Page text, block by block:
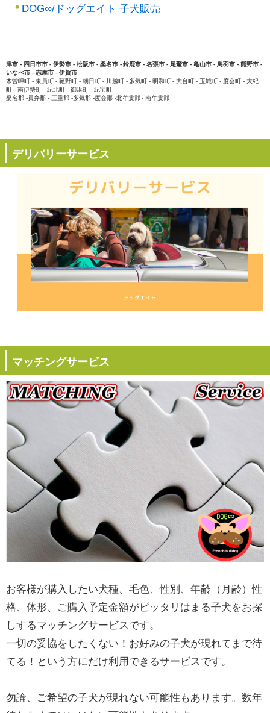
DOG∞/ドッグエイト 子犬販売
津市 - 四日市市 - 伊勢市 - 松阪市 - 桑名市 - 鈴鹿市 - 名張市 - 尾鷲市 - 亀山市 - 鳥羽市 - 熊野市 -
いなべ市 - 志摩市 - 伊賀市
木曽岬町 - 東員町 - 菰野町 - 朝日町 - 川越町 - 多気町 - 明和町 - 大台町 - 玉城町 - 度会町 - 大紀
町 - 南伊勢町 - 紀北町 - 御浜町 - 紀宝町
桑名郡 -員弁郡 - 三重郡 -多気郡 -度会郡 -北牟婁郡 - 南牟婁郡
デリバリーサービス
マッチングサービス
お客様が購入したい犬種、毛色、性別、年齢（月齢）性
格、体形、ご購入予定金額がピッタリはまる子犬をお探
しするマッチングサービスです。
一切の妥協をしたくない！お好みの子犬が現れてまで待
てる！という方にだけ利用できるサービスです。
勿論、ご希望の子犬が現れない可能性もあります。数年